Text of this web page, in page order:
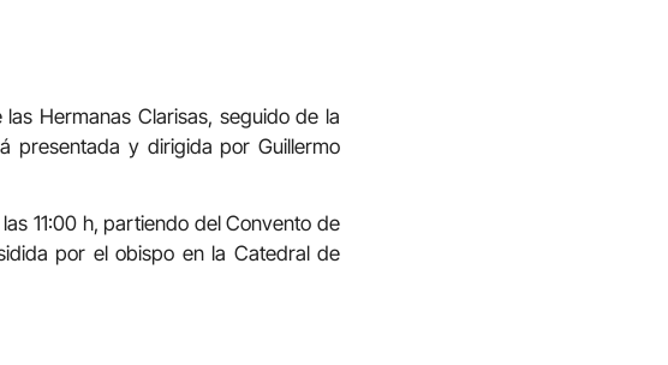
Hermanas Clarisas, seguido de la
presentada y dirigida por Guillermo
11:00 h, partiendo del Convento de
por el obispo en la Catedral de